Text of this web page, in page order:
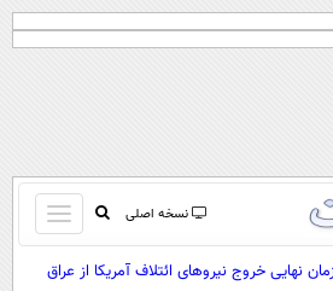
نسخه اصلی
باز
و
بسته
صفحه اول
زمان نهایی خروج نیروهای ائتلاف آمریکا از عراق